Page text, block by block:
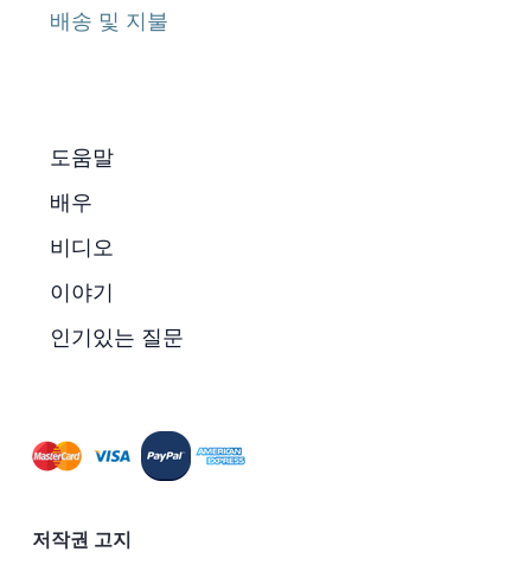
배송 및 지불
도움말
배우
비디오
이야기
인기있는 질문
저작권 고지